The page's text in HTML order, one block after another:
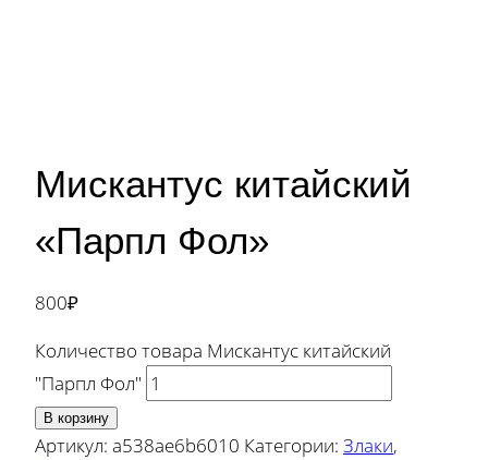
Мискантус китайский
«Парпл Фол»
800₽
Количество товара Мискантус китайский
"Парпл Фол"
В корзину
Артикул: a538ae6b6010 Категории: Злаки,